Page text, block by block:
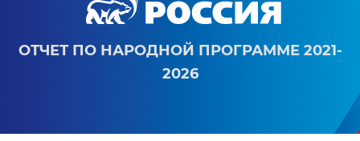
ОТЧЕТ ПО НАРОДНОЙ ПРОГРАММЕ 2021-
2026